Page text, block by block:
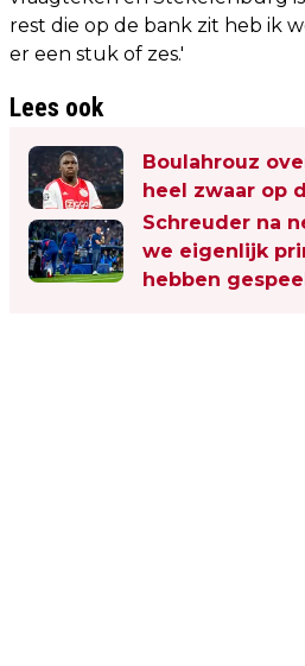
rest die op de bank zit heb ik
er een stuk of zes.'
Lees ook
Boulahrouz
heel zwaar op
Schreuder na
we eigenlijk
hebben